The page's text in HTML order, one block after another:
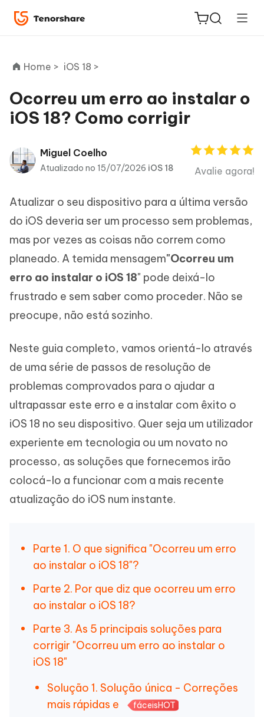
ReiBoot
PDNob
Editor
iAnyGo
Home > iOS 18 >
Ocorreu um erro ao instalar o
iOS 18? Como corrigir
Miguel Coelho
Atualizado no 15/07/2026 iOS 18 Avalie agora!
Atualizar o seu dispositivo para a última versão
do iOS deveria ser um processo sem problemas,
mas por vezes as coisas não correm como
planeado. A temida mensagem"Ocorreu um
erro ao instalar o iOS 18" pode deixá-lo
frustrado e sem saber como proceder. Não se
preocupe, não está sozinho.
Neste guia completo, vamos orientá-lo através
de uma série de passos de resolução de
problemas comprovados para o ajudar a
ultrapassar este erro e a instalar com êxito o
iOS 18 no seu dispositivo. Quer seja um utilizador
experiente em tecnologia ou um novato no
processo, as soluções que fornecemos irão
colocá-lo a funcionar com a mais recente
atualização do iOS num instante.
Parte 1. O que significa "Ocorreu um erro
ao instalar o iOS 18"?
Parte 2. Por que diz que ocorreu um erro
ao instalar o iOS 18?
Parte 3. As 5 principais soluções para
corrigir "Ocorreu um erro ao instalar o
iOS 18"
Solução 1. Solução única - Correções
mais rápidas e
fáceisHOT